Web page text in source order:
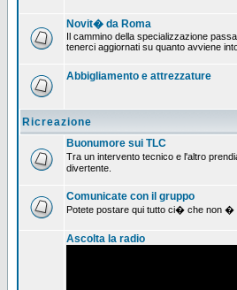
Novit� da Roma
Il cammino della specializzazione
tenerci aggiornati su quanto avviene
Abbigliamento e attrezzature
Ricreazione
Buonumore sui TLC
Tra un intervento tecnico e l'altro
divertente.
Comunicate con il gruppo
Potete postare qui tutto ci� che non �
Ascolta la radio